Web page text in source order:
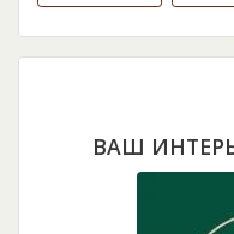
ВАШ